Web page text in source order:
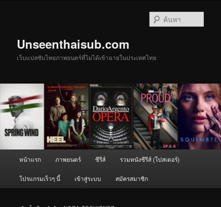
Unseenthaisub.com
เว็บแปลซับไทยภาพยนตร์ที่ไม่ได้เข้าฉายในประเทศไทย
หน้าแรก ภาพยนตร์ ซีรีส์ รวมหนังซีรีส์ (โปสเตอร์)
โปรแกรมเร็วๆ นี้ เข้าสู่ระบบ สมัครสมาชิก